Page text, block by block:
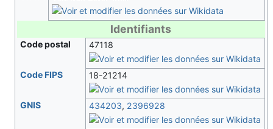
Identifiants
Code postal 47118
Code FIPS 18-21214
GNIS 434203, 2396928